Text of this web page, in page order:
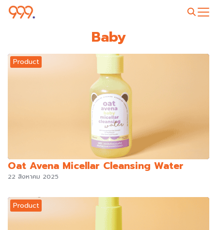
Skip
Baby
Product
Oat Avena Micellar Cleansing Water
22 สิงหาคม 2025
Product